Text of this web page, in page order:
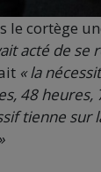
cortège
acté de se
« la
48 heures,
tienne sur